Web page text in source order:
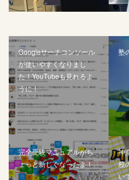
Googleサーチコンソール
が使いやすくなりまし
た！YouTubeも見れるよ
うに！
塾
完全受験マニュアルがち
ょっと新しくなったよ！
神
校
い